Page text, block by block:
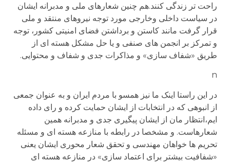
راحت تر زندگی کنند.هم چنین شعارهای ملی و مدبرانه ایشان
در سیاست داخلی وخارجی مورد توجه نیروهای منتقد و ملی
قرار گرفت مانند کاستن و برداشتن فضای امنیتی کشور، توجه
و تمرکز بر انجمن های صنفی و یا حل مشکل هسته ای از
طریق «شفاف سازی» و مذاکرات جدی و شفاف و محتوایی.
n
در این راستا اینک ما نیز همسو با مردم ایران و به عنوان جمعی
از انبوهی که در انتخابات از ایشان حمایت کرده و رای داده
ایم،انتظار مان از ایشان پیگیری جدی و مدبرانه همین
شعارهاست. و مشخصا در رابطه با منازعه هسته ای و مسئله
تحریم ها خواهان مهندسی و تحقق شعار محوری ایشان یعنی
«شفافیت بیشتر برای اعتماد سازی» در منازعه هسته ای